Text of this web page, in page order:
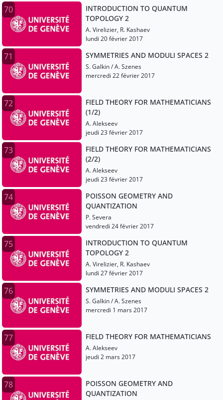
70
INTRODUCTION TO QUANTUM
TOPOLOGY 2
A. Virelizier, R. Kashaev
lundi 20 février 2017
71 SYMMETRIES AND MODULI SPACES 2
S. Galkin / A. Szenes
mercredi 22 février 2017
72
FIELD THEORY FOR MATHEMATICIANS
(1/2)
A. Alekseev
jeudi 23 février 2017
73
FIELD THEORY FOR MATHEMATICIANS
(2/2)
A. Alekseev
jeudi 23 février 2017
74
POISSON GEOMETRY AND
QUANTIZATION
P. Severa
vendredi 24 février 2017
75
INTRODUCTION TO QUANTUM
TOPOLOGY 2
A. Virelizier, R. Kashaev
lundi 27 février 2017
76 SYMMETRIES AND MODULI SPACES 2
S. Galkin / A. Szenes
mercredi 1 mars 2017
77 FIELD THEORY FOR MATHEMATICIANS
A. Alekseev
jeudi 2 mars 2017
78
POISSON GEOMETRY AND
QUANTIZATION